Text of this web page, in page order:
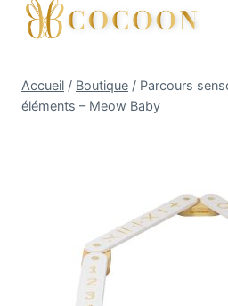
Accueil / Boutique / Parcours
éléments – Meow Baby